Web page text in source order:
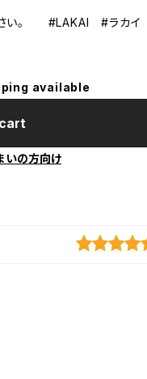
さい。 #LAKAI #ラカイ
available
いの方向け